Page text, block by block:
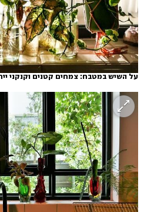
על השיש במטבח: צמחים קטנים וקנקני